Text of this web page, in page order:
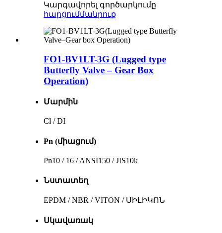
Կարգավորել գործարկումը
հարցումմանրուք
FO1-BV1LT-3G (Lugged type
Butterfly Valve – Gear Box
Operation)
Մարմին
Cl / DI
Pn (միացում)
Pn10 / 16 / ANSI150 / JIS10k
Նստատեղ
EPDM / NBR / VITON / ՍԻԼԻԿՈՆ
Սկավառակ